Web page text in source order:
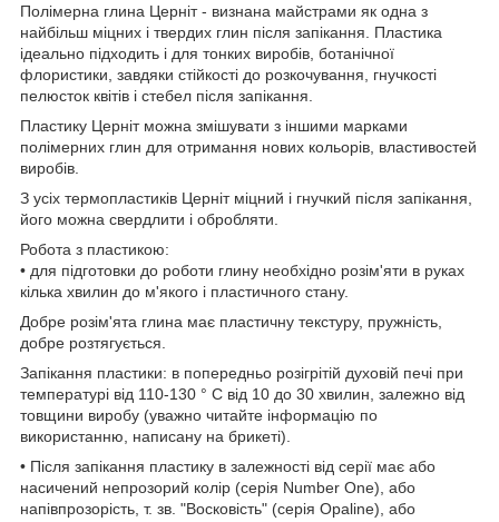
Полімерна глина Церніт - визнана майстрами як одна з
найбільш міцних і твердих глин після запікання. Пластика
ідеально підходить і для тонких виробів, ботанічної
флористики, завдяки стійкості до розкочування, гнучкості
пелюсток квітів і стебел після запікання.
Пластику Церніт можна змішувати з іншими марками
полімерних глин для отримання нових кольорів, властивостей
виробів.
З усіх термопластиків Церніт міцний і гнучкий після запікання,
його можна свердлити і обробляти.
Робота з пластикою:
• для підготовки до роботи глину необхідно розім'яти в руках
кілька хвилин до м'якого і пластичного стану.
Добре розім'ята глина має пластичну текстуру, пружність,
добре розтягується.
Запікання пластики: в попередньо розігрітій духовій печі при
температурі від 110-130 ° C від 10 до 30 хвилин, залежно від
товщини виробу (уважно читайте інформацію по
використанню, написану на брикеті).
• Після запікання пластику в залежності від серії має або
насичений непрозорий колір (серія Number One), або
напівпрозорість, т. зв. "Восковість" (серія Opaline), або